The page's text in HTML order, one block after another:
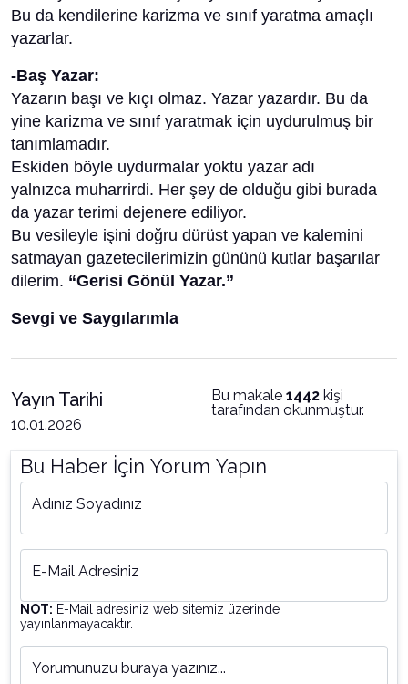
Bu da kendilerine karizma ve sınıf yaratma amaçlı
yazarlar.
-Baş Yazar:
Yazarın başı ve kıçı olmaz. Yazar yazardır. Bu da
yine karizma ve sınıf yaratmak için uydurulmuş bir
tanımlamadır.
Eskiden böyle uydurmalar yoktu yazar adı
yalnızca muharrirdi. Her şey de olduğu gibi burada
da yazar terimi dejenere ediliyor.
Bu vesileyle işini doğru dürüst yapan ve kalemini
satmayan gazetecilerimizin gününü kutlar başarılar
dilerim. “Gerisi Gönül Yazar.”
Sevgi ve Saygılarımla
Yayın Tarihi
10.01.2026
Bu makale 1442 kişi
tarafından okunmuştur.
Bu Haber İçin Yorum Yapın
Adınız Soyadınız
E-Mail Adresiniz
NOT: E-Mail adresiniz web sitemiz üzerinde
yayınlanmayacaktır.
Yorumunuzu buraya yazınız...